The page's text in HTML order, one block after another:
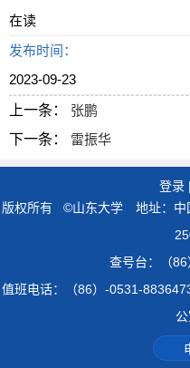
在读
发布时间：
2023-09-23
上一条：
张鹏
下一条：
雷振华
登录 |
版权所有 ©山东大学 地址：中
查号台：（
值班电话：（86）-0531-